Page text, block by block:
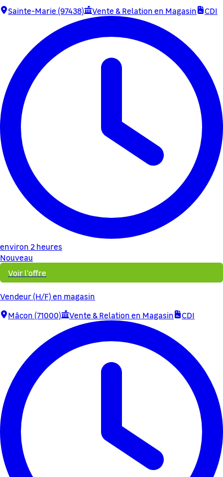
Sainte-Marie (97438)
Vente & Relation en Magasin CDI
environ 2 heures
Nouveau
Voir l'offre
Vendeur (H/F) en magasin
Mâcon (71000)
Vente & Relation en Magasin CDI